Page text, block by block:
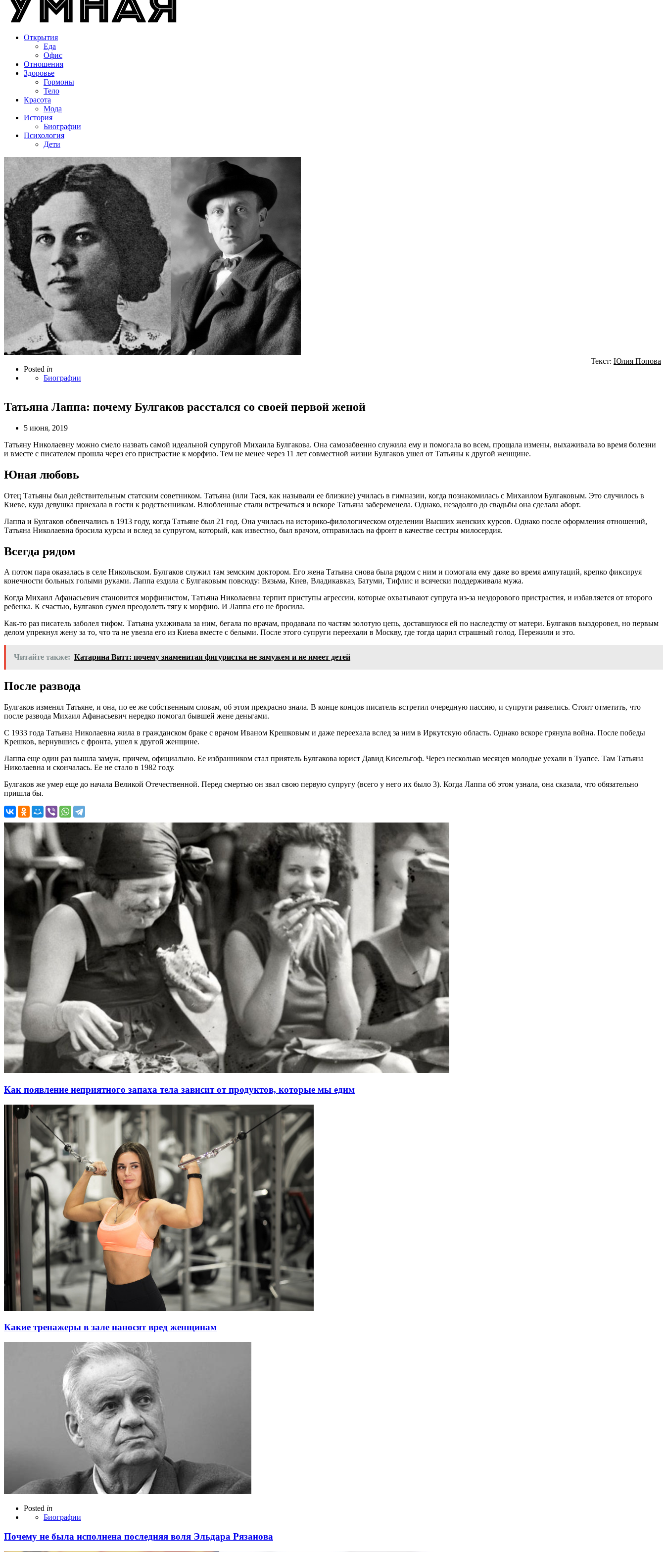
Открытия
Еда
Офис
Отношения
Здоровье
Гормоны
Тело
Красота
Мода
История
Биографии
Психология
Дети
Posted in
Биографии
Текст: Юлия Попова
Татьяна Лаппа: почему Булгаков расстался со своей первой женой
5 июня, 2019
Татьяну Николаевну можно смело назвать самой идеальной супругой Михаила Булгакова. Она самозабвенно служила ему и помогала во всем, прощала измены, выхаживала во время болезни
и вместе с писателем прошла через его пристрастие к морфию. Тем не менее через 11 лет совместной жизни Булгаков ушел от Татьяны к другой женщине.
Юная любовь
Отец Татьяны был действительным статским советником. Татьяна (или Тася, как называли ее близкие) училась в гимназии, когда познакомилась с Михаилом Булгаковым. Это случилось в
Киеве, куда девушка приехала в гости к родственникам. Влюбленные стали встречаться и вскоре Татьяна забеременела. Однако, незадолго до свадьбы она сделала аборт.
Лаппа и Булгаков обвенчались в 1913 году, когда Татьяне был 21 год. Она училась на историко-филологическом отделении Высших женских курсов. Однако после оформления отношений,
Татьяна Николаевна бросила курсы и вслед за супругом, который, как известно, был врачом, отправилась на фронт в качестве сестры милосердия.
Всегда рядом
А потом пара оказалась в селе Никольском. Булгаков служил там земским доктором. Его жена Татьяна снова была рядом с ним и помогала ему даже во время ампутаций, крепко фиксируя
конечности больных голыми руками. Лаппа ездила с Булгаковым повсюду: Вязьма, Киев, Владикавказ, Батуми, Тифлис и всячески поддерживала мужа.
Когда Михаил Афанасьевич становится морфинистом, Татьяна Николаевна терпит приступы агрессии, которые охватывают супруга из-за нездорового пристрастия, и избавляется от второго
ребенка. К счастью, Булгаков сумел преодолеть тягу к морфию. И Лаппа его не бросила.
Как-то раз писатель заболел тифом. Татьяна ухаживала за ним, бегала по врачам, продавала по частям золотую цепь, доставшуюся ей по наследству от матери. Булгаков выздоровел, но первым
делом упрекнул жену за то, что та не увезла его из Киева вместе с белыми. После этого супруги переехали в Москву, где тогда царил страшный голод. Пережили и это.
Читайте также: Катарина Витт: почему знаменитая фигуристка не замужем и не имеет детей
После развода
Булгаков изменял Татьяне, и она, по ее же собственным словам, об этом прекрасно знала. В конце концов писатель встретил очередную пассию, и супруги развелись. Стоит отметить, что
после развода Михаил Афанасьевич нередко помогал бывшей жене деньгами.
С 1933 года Татьяна Николаевна жила в гражданском браке с врачом Иваном Крешковым и даже переехала вслед за ним в Иркутскую область. Однако вскоре грянула война. После победы
Крешков, вернувшись с фронта, ушел к другой женщине.
Лаппа еще один раз вышла замуж, причем, официально. Ее избранником стал приятель Булгакова юрист Давид Кисельгоф. Через несколько месяцев молодые уехали в Туапсе. Там Татьяна
Николаевна и скончалась. Ее не стало в 1982 году.
Булгаков же умер еще до начала Великой Отечественной. Перед смертью он звал свою первую супругу (всего у него их было 3). Когда Лаппа об этом узнала, она сказала, что обязательно
пришла бы.
Как появление неприятного запаха тела зависит от продуктов, которые мы едим
Какие тренажеры в зале наносят вред женщинам
Posted in
Биографии
Почему не была исполнена последняя воля Эльдара Рязанова